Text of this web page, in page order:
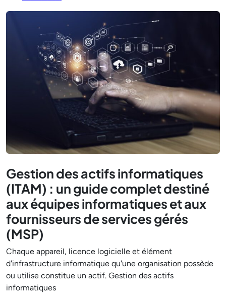
Gestion des actifs informatiques
(ITAM) : un guide complet destiné
aux équipes informatiques et aux
fournisseurs de services gérés
(MSP)
Chaque appareil, licence logicielle et élément
d'infrastructure informatique qu'une organisation possède
ou utilise constitue un actif. Gestion des actifs
informatiques